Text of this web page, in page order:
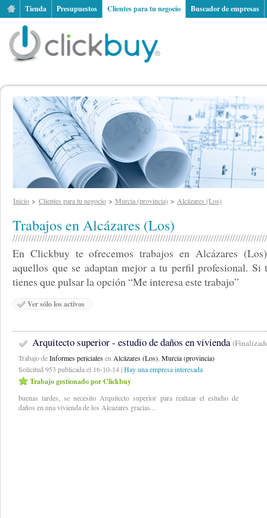
Tienda Presupuestos Clientes para tu negocio Buscador de empresas
Inicio Clientes para tu negocio Murcia (provincia) Alcázares (Los)
Trabajos en Alcázares (Los)
En Clickbuy te ofrecemos trabajos en Alcázares
aquellos que se adaptan mejor a tu perfil profesional. Si
tienes que pulsar la opción “Me interesa este trabajo”
Ver sólo los activos
Arquitecto superior - estudio de daños en vivienda
Trabajo deInformes pericialesen Alcázares (Los) Murcia (provincia)
Solicitud 953 publicada el 16-10-14 |Hay una empresa interesada
Trabajo gestionado por Clickbuy
buenas tardes, se necesito Arquitecto superior para realizar el estudio de
daños en una vivienda de los Alcazares gracias...